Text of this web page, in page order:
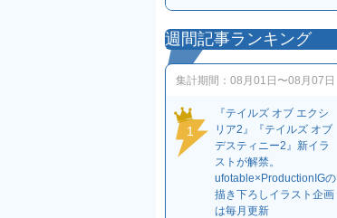
週間記事ランキング
集計期間： 08月01日〜08月07日
1
『テイルズ オブ エクシ
リア2』『テイルズ オブ
デスティニー2』新イラ
ストが解禁。
ufotable×ProductionIGの
描き下ろしイラスト企画
は毎月更新